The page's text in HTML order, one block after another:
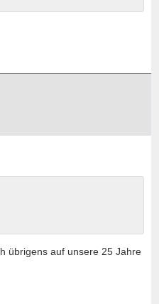
übrigens auf unsere 25 Jahre